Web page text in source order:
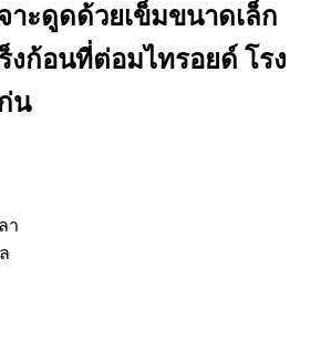
าะดูดด้วยเข็มขนาดเล็ก
งก้อนที่ต่อมไทรอยด์ โรง
น
า